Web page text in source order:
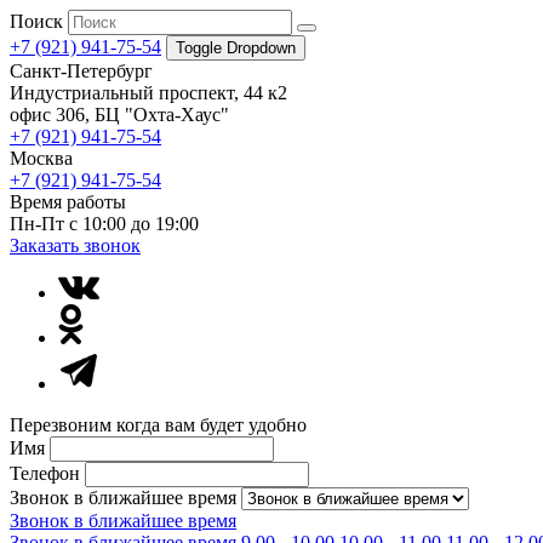
Поиск
+7 (921) 941-75-54
Toggle Dropdown
Санкт-Петербург
Индустриальный проспект, 44 к2
офис 306, БЦ "Охта-Хаус"
+7 (921) 941-75-54
Москва
+7 (921) 941-75-54
Время работы
Пн-Пт с 10:00 до 19:00
Заказать звонок
Перезвоним когда вам будет удобно
Имя
Телефон
Звонок в ближайшее время
Звонок в ближайшее время